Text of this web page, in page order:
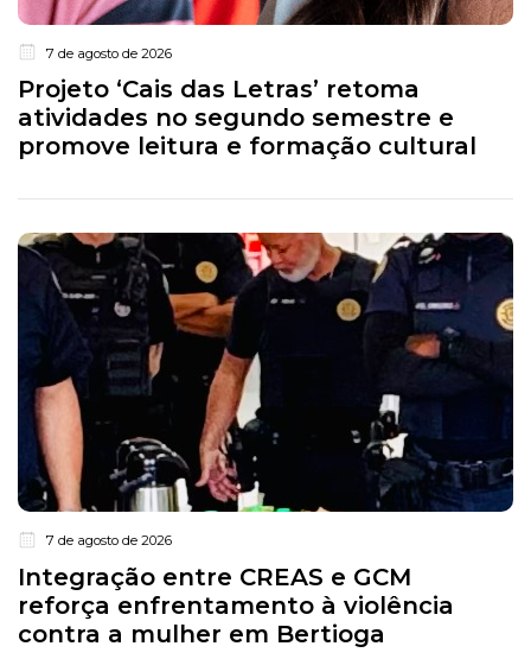
7 de agosto de 2026
Projeto ‘Cais das Letras’ retoma
atividades no segundo semestre e
promove leitura e formação cultural
7 de agosto de 2026
Integração entre CREAS e GCM
reforça enfrentamento à violência
contra a mulher em Bertioga